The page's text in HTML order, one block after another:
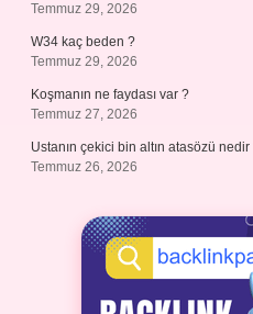
Temmuz 29, 2026
W34 kaç beden ?
Temmuz 29, 2026
Koşmanın ne faydası var ?
Temmuz 27, 2026
Ustanın çekici bin altın atasözü nedir
Temmuz 26, 2026